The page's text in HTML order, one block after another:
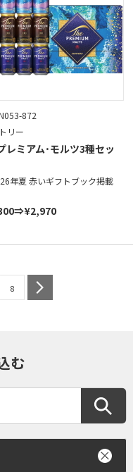
872
リー
レミアム･モルツ3種セッ
年夏 赤いギフトブック掲載
8
む